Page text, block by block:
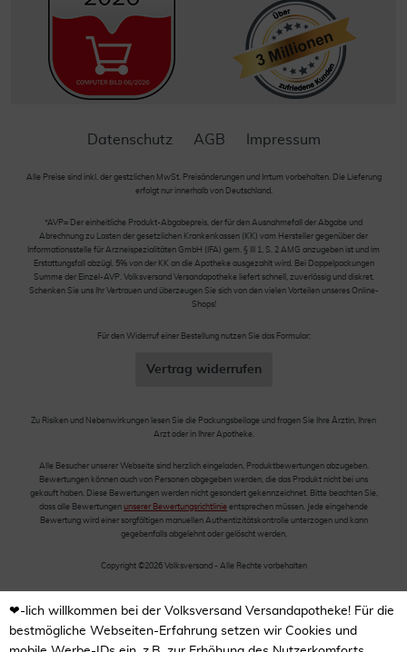
Datenschutz AGB Impressum
Alle Preise sind inkl. der gestzlichen MwSt. Preisänderungen und Irrtum vorbehalten. Die Lieferung
erfolgt nur innerhalb von Deutschland.
*AVP= Der einheitliche Produkt-Abgabepreis, der für den Ausnahmefall der Abgabe und
Abrechnung zu Lasten der gesetzlichen Krankenkassen (KK) vom Hersteller gegenüber der
Informationsstelle für Arzneispezialitäten GmbH (IFA) gem. § III 1, S. 2 AMG anzugeben ist und im
Erstattungsfall abzügl. 5% von der KK an die Apotheke ausgezahlt wird. Bei Doppelpackungen
Summe der Einzel-AVP. Volksversand Versandapotheke liefert schnell, zuverlässig und diskret.
Schenken Sie uns Ihr Vertrauen und überzeugen Sie sich von den vielen Vorteilen unseres Online-
Shops!
Für den Widerruf einer Bestellung nutzen Sie das Formular:
Vertrag widerrufen
Zu Risiken und Nebenwirkungen lesen Sie die Packungsbeilage und fragen Sie Ihre Ärztin, Ihren
Arzt oder in Ihrer Apotheke.
Alle Besucher unserer Webseite sind herzlich eingeladen, Produktbewertungen abzugeben.
Bewertungen können auch von Personen abgegeben werden, die das Produkt nicht bei uns
gekauft haben. Diese Bewertungen werden nicht gesondert gekennzeichnet. Bitte beachten Sie,
dass alle Bewertungen unserer Bewertungsrichtlinie entsprechen müssen. Jede eingehende
Bewertung wird einer sorgfältigen manuellen Authentizitätskontrolle unterzogen und kann
gegebenfalls abgelehnt oder gelöscht werden.
Copyright ©2026 Volksversand - Alle Rechte vorbehalten
❤-lich willkommen bei der Volksversand Versandapotheke! Für die
bestmögliche Webseiten-Erfahrung setzen wir Cookies und